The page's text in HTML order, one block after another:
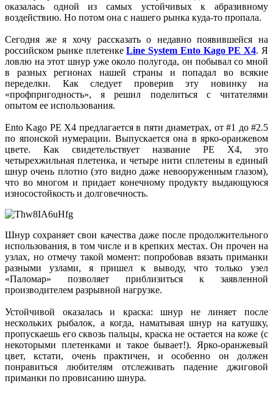
оказалась одной из самых устойчивых к абразивному
воздействию. Но потом она с нашего рынка куда-то пропала.
Сегодня же я хочу рассказать о недавно появившейся на
российском рынке плетенкеLine System Ento Kago PE X4. Я
ловлю на этот шнур уже около полугода, он побывал со мной
в разных регионах нашей страны и попадал во всякие
переделки. Как следует проверив эту новинку на
«профпригодность», я решил поделиться с читателями
опытом ее использования.
Ento Kago PE X4 предлагается в пяти диаметрах, от #1 до #2.5
по японской нумерации. Выпускается она в ярко-оранжевом
цвете. Как свидетельствует название PE X4, это
четырехжильная плетенка, и четыре нити сплетены в единый
шнур очень плотно (это видно даже невооруженным глазом),
что во многом и придает конечному продукту выдающуюся
износостойкость и долговечность.
Шнур сохраняет свои качества даже после продолжительного
использования, в том числе и в крепких местах. Он прочен на
узлах, но отмечу такой момент: попробовав вязать приманки
разными узлами, я пришел к выводу, что только узел
«Паломар» позволяет приблизиться к заявленной
производителем разрывной нагрузке.
Устойчивой оказалась и краска: шнур не линяет после
нескольких рыбалок, а когда, наматывая шнур на катушку,
пропускаешь его сквозь пальцы, краска не остается на коже (с
некоторыми плетенками и такое бывает!). Ярко-оранжевый
цвет, кстати, очень практичен, и особенно он должен
понравиться любителям отслеживать падение джиговой
приманки по провисанию шнура.